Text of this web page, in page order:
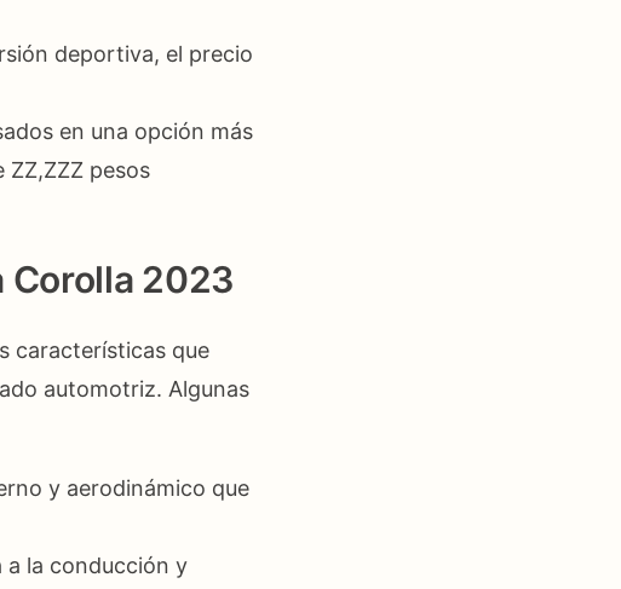
deportiva, el precio
en una opción más
pesos
Corolla 2023
características que
automotriz. Algunas
y aerodinámico que
a la conducción y